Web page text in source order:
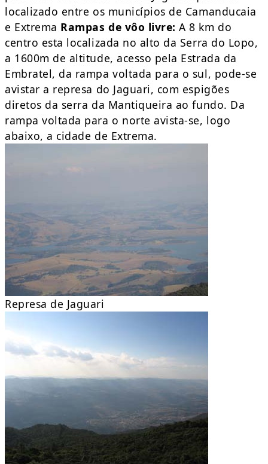
localizado entre os municípios de Camanducaia
e Extrema Rampas de vôo livre: A 8 km do
centro esta localizada no alto da Serra do Lopo,
a 1600m de altitude, acesso pela Estrada da
Embratel, da rampa voltada para o sul, pode-se
avistar a represa do Jaguari, com espigões
diretos da serra da Mantiqueira ao fundo. Da
rampa voltada para o norte avista-se, logo
abaixo, a cidade de Extrema.
Represa de Jaguari